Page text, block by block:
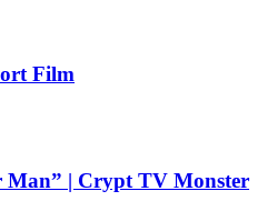
Film
Man” | Crypt TV Monster